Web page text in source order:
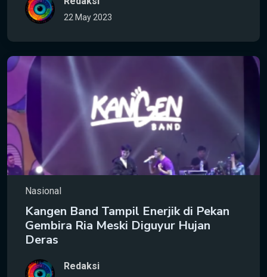
22 May 2023
Nasional
Kangen Band Tampil Enerjik di Pekan
Gembira Ria Meski Diguyur Hujan
Deras
Redaksi